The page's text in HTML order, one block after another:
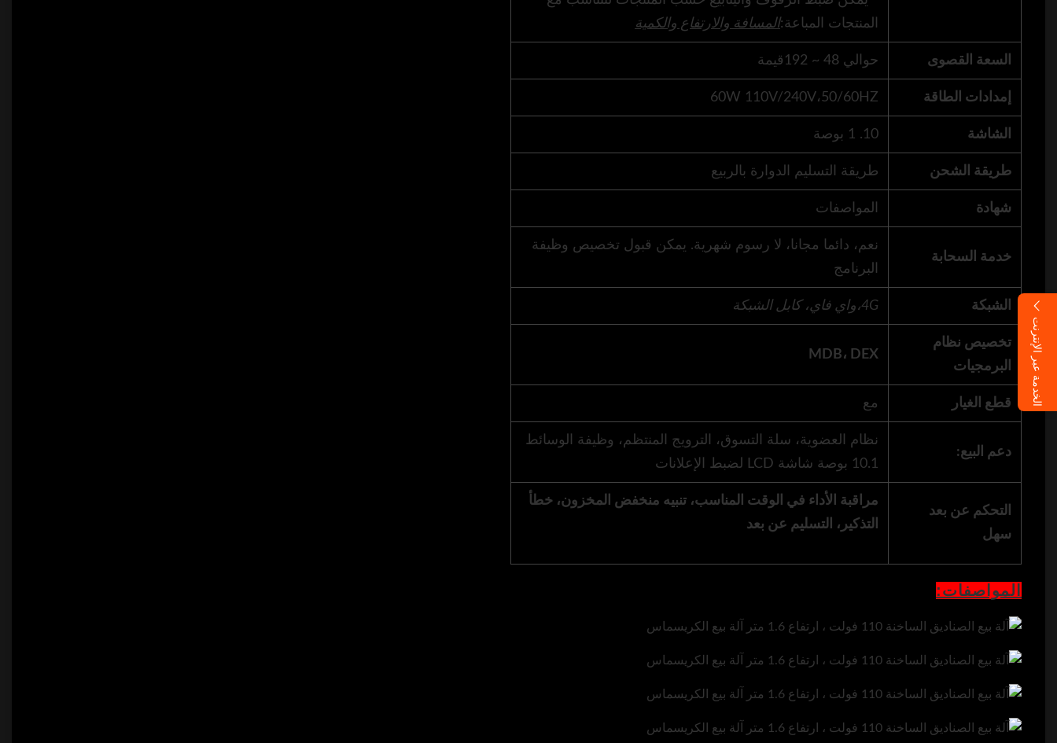
الخدمة عبر الإنترنت
المنتجات المباعة:المسافة والارتفاع والكمية
السعة القصوى حوالي 48 ~ 192قيمة
إمدادات الطاقة 60W 110V/240V،50/60HZ
الشاشة 10. 1 بوصة
طريقة الشحن طريقة التسليم الدوارة بالربيع
شهادة المواصفات
خدمة السحابة
نعم، دائما مجانا، لا رسوم شهرية. يمكن قبول تخصيص وظيفة
البرنامج
الشبكة 4G، واي فاي، كابل الشبكة
تخصيص نظام
البرمجيات
MDB، DEX
قطع الغيار مع
دعم البيع:
نظام العضوية، سلة التسوق، الترويج المنتظم، وظيفة الوسائط
10.1 بوصة شاشة LCD لضبط الإعلانات
التحكم عن بعد
سهل
مراقبة الأداء في الوقت المناسب، تنبيه منخفض المخزون، خطأ
التذكير، التسليم عن بعد
المواصفات: